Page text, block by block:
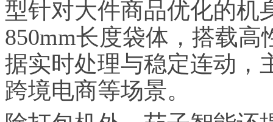
型针对大件商品优化的机
850mm长度袋体，搭载
据实时处理与稳定连动，
跨境电商等场景。